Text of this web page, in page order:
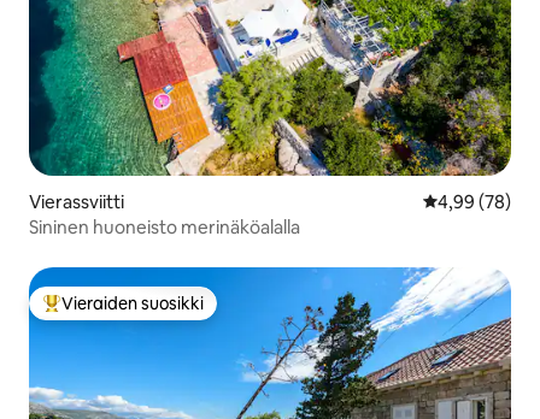
Vierassviitti
4,99 (78)
Sininen huoneisto merinäköalalla
Vieraiden suosikkien parhaimmistoa
Vieraiden suosikki